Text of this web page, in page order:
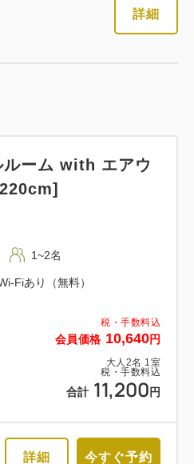
詳細
税・手数料込
会員価格 10,640円
大人 2名 1 室
税・手数料込
合計 11,200 円
ルーム with エアウ
1~2名
Fiあり（無料）
詳細 今すぐ予約